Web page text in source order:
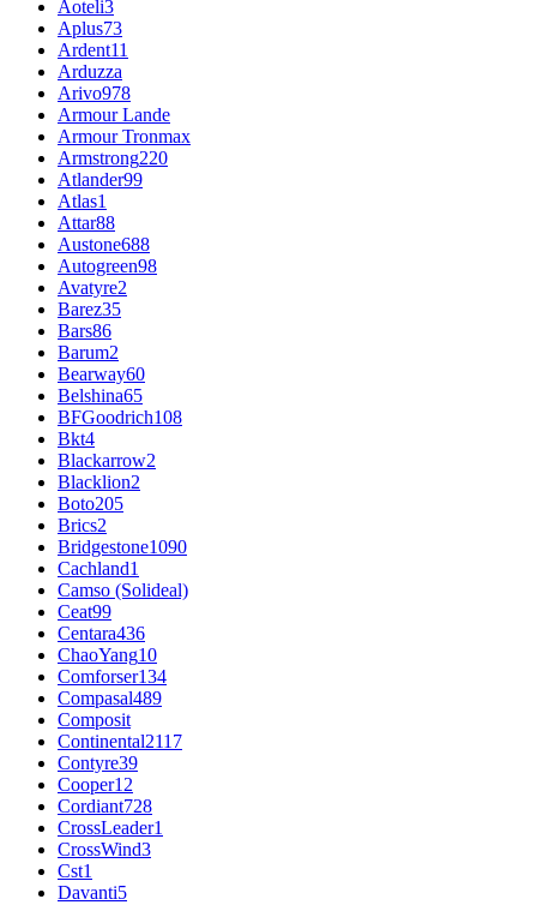
Aoteli3
Aplus73
Ardent11
Arduzza
Arivo978
Armour Lande
Armour Tronmax
Armstrong220
Atlander99
Atlas1
Attar88
Austone688
Autogreen98
Avatyre2
Barez35
Bars86
Barum2
Bearway60
Belshina65
BFGoodrich108
Bkt4
Blackarrow2
Blacklion2
Boto205
Brics2
Bridgestone1090
Cachland1
Camso (Solideal)
Ceat99
Centara436
ChaoYang10
Comforser134
Compasal489
Composit
Continental2117
Contyre39
Cooper12
Cordiant728
CrossLeader1
CrossWind3
Cst1
Davanti5